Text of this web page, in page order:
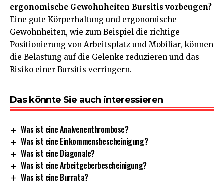
ergonomische Gewohnheiten Bursitis vorbeugen?
Eine gute Körperhaltung und ergonomische
Gewohnheiten, wie zum Beispiel die richtige
Positionierung von Arbeitsplatz und Mobiliar, können
die Belastung auf die Gelenke reduzieren und das
Risiko einer Bursitis verringern.
Das könnte Sie auch interessieren
Was ist eine Analvenenthrombose?
Was ist eine Einkommensbescheinigung?
Was ist eine Diagonale?
Was ist eine Arbeitgeberbescheinigung?
Was ist eine Burrata?